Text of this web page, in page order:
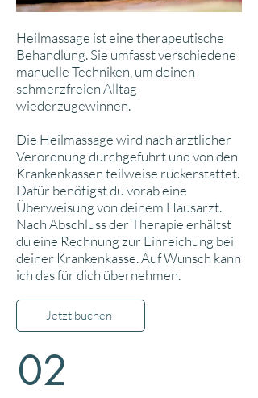
Heilmassage ist eine therapeutische
Behandlung. Sie umfasst verschiedene
manuelle Techniken, um deinen
schmerzfreien Alltag
wiederzugewinnen.
Die Heilmassage wird nach ärztlicher
Verordnung durchgeführt und von den
Krankenkassen teilweise rückerstattet.
Dafür benötigst du vorab eine
Überweisung von deinem Hausarzt.
Nach Abschluss der Therapie erhältst
du eine Rechnung zur Einreichung bei
deiner Krankenkasse. Auf Wunsch kann
ich das für dich übernehmen.
Jetzt buchen
02